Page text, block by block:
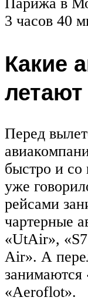
3 часов 40
Какие
летают
Перед
быстро и со
уже
рейсами
чартерные
«UtAir»,
Air». А
занимаются
«Aeroflot».